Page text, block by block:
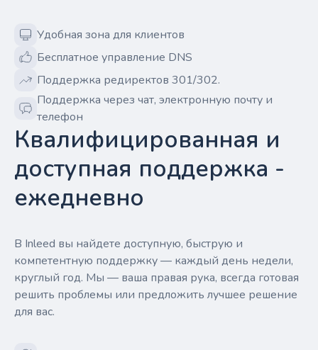
Удобная зона для клиентов
Бесплатное управление DNS
Поддержка редиректов 301/302.
Поддержка через чат, электронную почту и
телефон
Квалифицированная и
доступная поддержка -
ежедневно
В Inleed вы найдете доступную, быструю и
компетентную поддержку — каждый день недели,
круглый год. Мы — ваша правая рука, всегда готовая
решить проблемы или предложить лучшее решение
для вас.